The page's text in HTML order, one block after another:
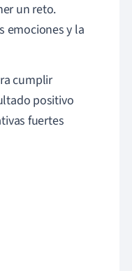
un reto.
emociones y la
cumplir
positivo
fuertes